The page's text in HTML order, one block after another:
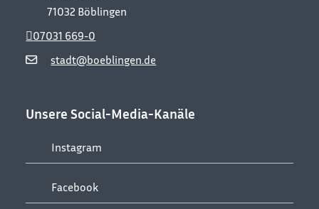
71032 Böblingen
stadt@boeblingen.de
07031 669-0
Unsere Social-Media-Kanäle
Instagram
Facebook